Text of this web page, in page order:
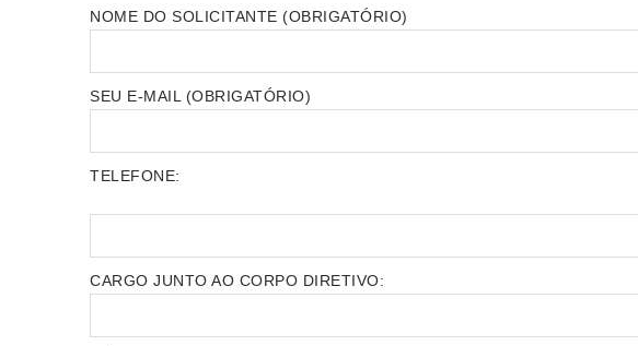
NOME DO SOLICITANTE (OBRIGATÓRIO)
SEU E-MAIL (OBRIGATÓRIO)
TELEFONE:
CARGO JUNTO AO CORPO DIRETIVO: